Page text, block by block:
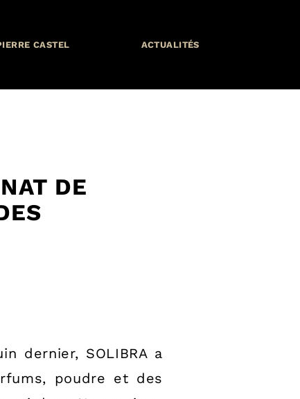
CASTEL ACTUALITÉS
DE
dernier, SOLIBRA a
poudre et des